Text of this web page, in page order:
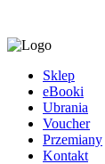
159zł Do
Sklep
eBooki
Ubrania
Voucher
Przemiany
Kontakt